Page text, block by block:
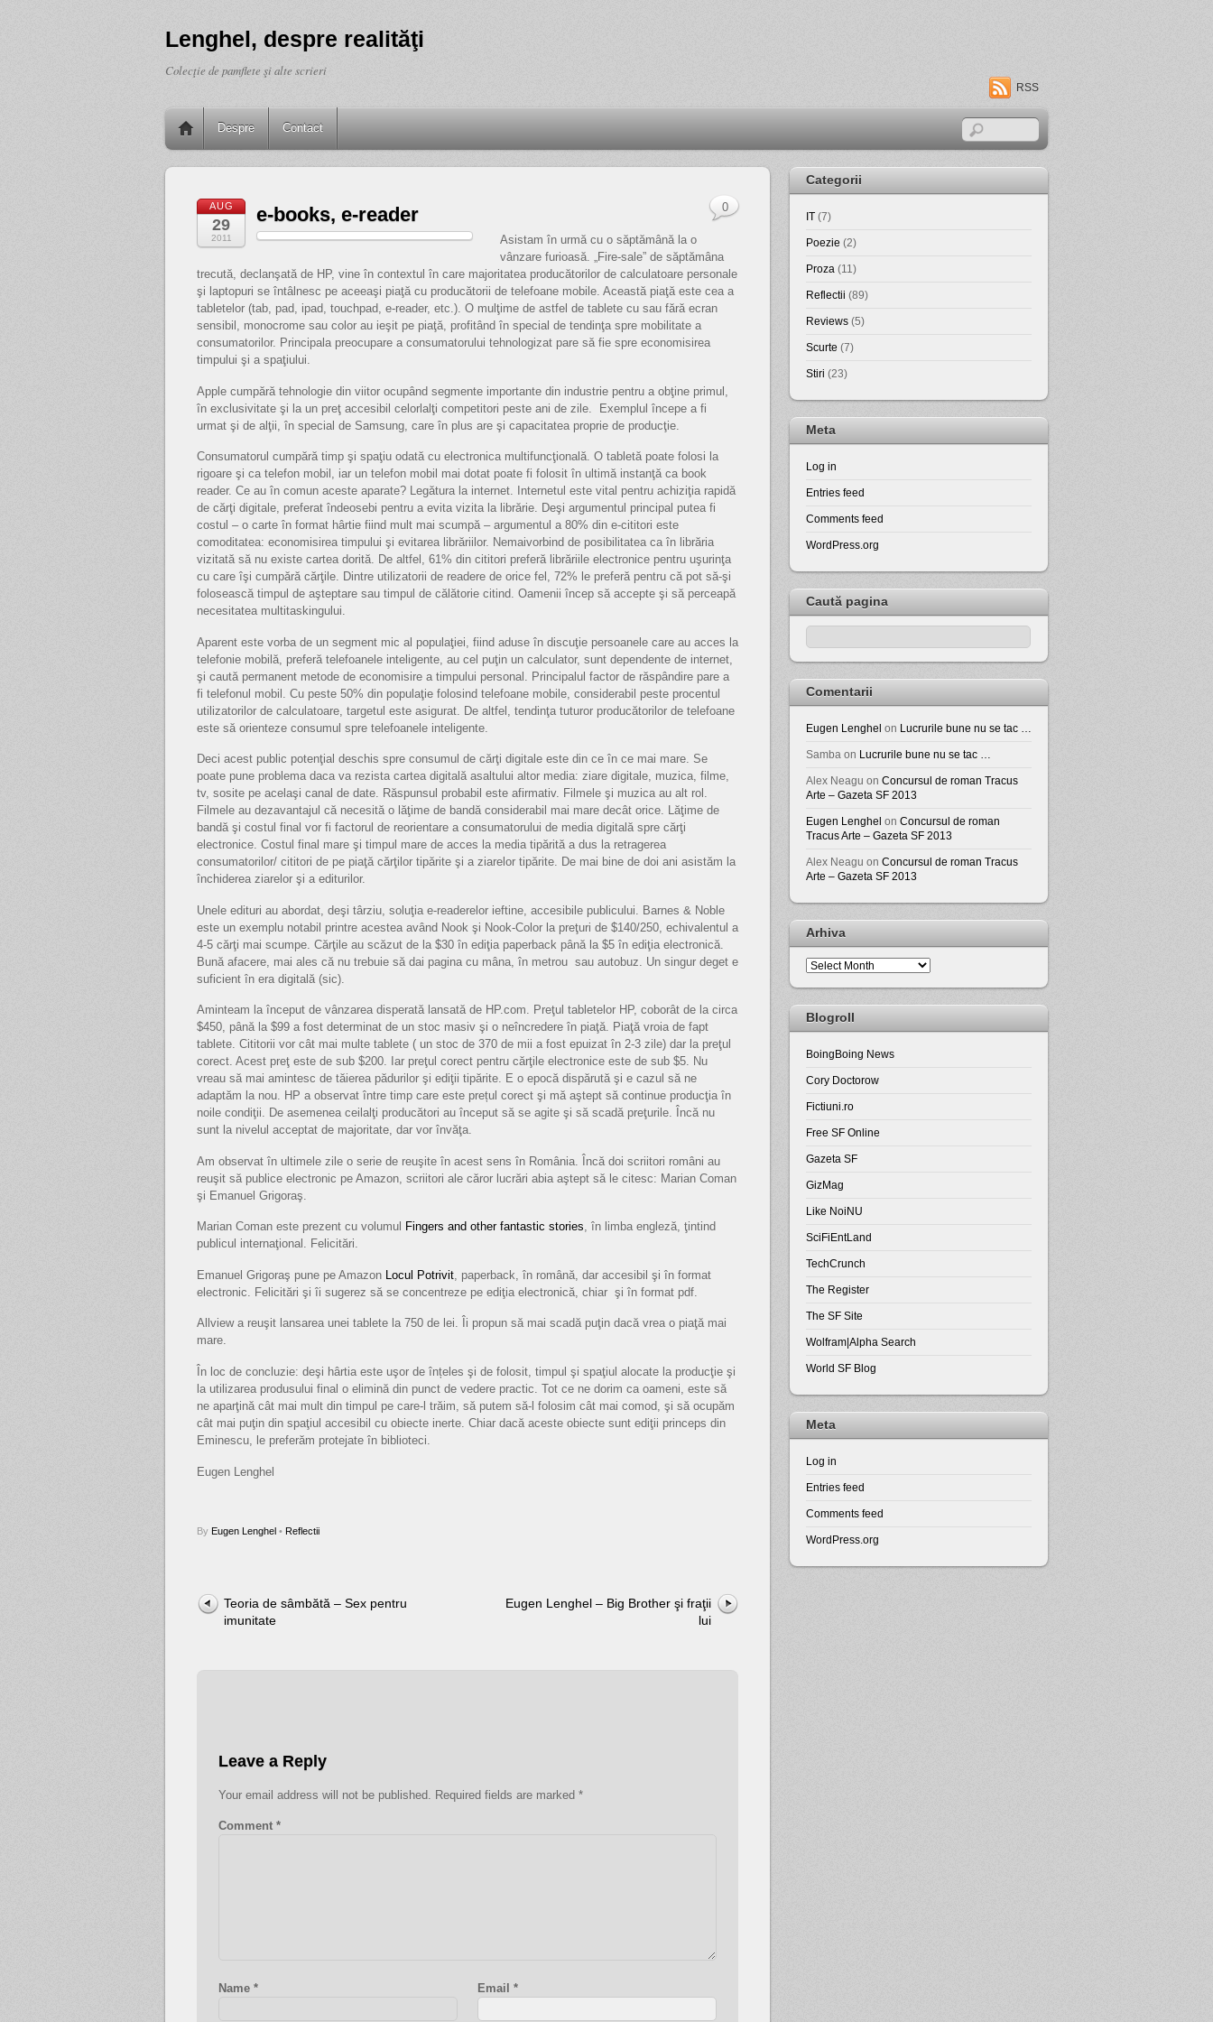
Lenghel, despre realităţi
Colecţie de pamflete şi alte scrieri
RSS
Despre Contact
AUG
29
2011
e-books, e-reader
Asistam în urmă cu o săptămână la o
vânzare furioasă. „Fire-sale” de săptămâna
trecută, declanşată de HP, vine în contextul în care majoritatea producătorilor de calculatoare personale
şi laptopuri se întâlnesc pe aceeaşi piaţă cu producătorii de telefoane mobile. Această piaţă este cea a
tabletelor (tab, pad, ipad, touchpad, e-reader, etc.). O mulţime de astfel de tablete cu sau fără ecran
sensibil, monocrome sau color au ieşit pe piaţă, profitând în special de tendinţa spre mobilitate a
consumatorilor. Principala preocupare a consumatorului tehnologizat pare să fie spre economisirea
timpului şi a spaţiului.
Apple cumpără tehnologie din viitor ocupând segmente importante din industrie pentru a obţine primul,
în exclusivitate şi la un preţ accesibil celorlalţi competitori peste ani de zile. Exemplul începe a fi
urmat şi de alţii, în special de Samsung, care în plus are şi capacitatea proprie de producţie.
Consumatorul cumpără timp şi spaţiu odată cu electronica multifuncţională. O tabletă poate folosi la
rigoare şi ca telefon mobil, iar un telefon mobil mai dotat poate fi folosit în ultimă instanţă ca book
reader. Ce au în comun aceste aparate? Legătura la internet. Internetul este vital pentru achiziţia rapidă
de cărţi digitale, preferat îndeosebi pentru a evita vizita la librărie. Deşi argumentul principal putea fi
costul – o carte în format hârtie fiind mult mai scumpă – argumentul a 80% din e-cititori este
comoditatea: economisirea timpului şi evitarea librăriilor. Nemaivorbind de posibilitatea ca în librăria
vizitată să nu existe cartea dorită. De altfel, 61% din cititori preferă librăriile electronice pentru uşurinţa
cu care îşi cumpără cărţile. Dintre utilizatorii de readere de orice fel, 72% le preferă pentru că pot să-şi
folosească timpul de aşteptare sau timpul de călătorie citind. Oamenii încep să accepte şi să perceapă
necesitatea multitaskingului.
Aparent este vorba de un segment mic al populaţiei, fiind aduse în discuţie persoanele care au acces la
telefonie mobilă, preferă telefoanele inteligente, au cel puţin un calculator, sunt dependente de internet,
şi caută permanent metode de economisire a timpului personal. Principalul factor de răspândire pare a
fi telefonul mobil. Cu peste 50% din populaţie folosind telefoane mobile, considerabil peste procentul
utilizatorilor de calculatoare, targetul este asigurat. De altfel, tendinţa tuturor producătorilor de telefoane
este să orienteze consumul spre telefoanele inteligente.
Deci acest public potenţial deschis spre consumul de cărţi digitale este din ce în ce mai mare. Se
poate pune problema daca va rezista cartea digitală asaltului altor media: ziare digitale, muzica, filme,
tv, sosite pe acelaşi canal de date. Răspunsul probabil este afirmativ. Filmele şi muzica au alt rol.
Filmele au dezavantajul că necesită o lăţime de bandă considerabil mai mare decât orice. Lăţime de
bandă şi costul final vor fi factorul de reorientare a consumatorului de media digitală spre cărţi
electronice. Costul final mare şi timpul mare de acces la media tipărită a dus la retragerea
consumatorilor/ cititori de pe piaţă cărţilor tipărite şi a ziarelor tipărite. De mai bine de doi ani asistăm la
închiderea ziarelor şi a editurilor.
Unele edituri au abordat, deşi târziu, soluţia e-readerelor ieftine, accesibile publicului. Barnes & Noble
este un exemplu notabil printre acestea având Nook şi Nook-Color la preţuri de $140/250, echivalentul a
4-5 cărţi mai scumpe. Cărţile au scăzut de la $30 în ediţia paperback până la $5 în ediţia electronică.
Bună afacere, mai ales că nu trebuie să dai pagina cu mâna, în metrou sau autobuz. Un singur deget e
suficient în era digitală (sic).
Aminteam la început de vânzarea disperată lansată de HP.com. Preţul tabletelor HP, coborât de la circa
$450, până la $99 a fost determinat de un stoc masiv şi o neîncredere în piaţă. Piaţă vroia de fapt
tablete. Cititorii vor cât mai multe tablete ( un stoc de 370 de mii a fost epuizat în 2-3 zile) dar la preţul
corect. Acest preţ este de sub $200. Iar preţul corect pentru cărţile electronice este de sub $5. Nu
vreau să mai amintesc de tăierea pădurilor şi ediţii tipărite. E o epocă dispărută şi e cazul să ne
adaptăm la nou. HP a observat între timp care este prețul corect şi mă aştept să continue producţia în
noile condiţii. De asemenea ceilalţi producători au început să se agite şi să scadă preţurile. Încă nu
sunt la nivelul acceptat de majoritate, dar vor învăţa.
Am observat în ultimele zile o serie de reuşite în acest sens în România. Încă doi scriitori români au
reuşit să publice electronic pe Amazon, scriitori ale căror lucrări abia aştept să le citesc: Marian Coman
şi Emanuel Grigoraş.
Marian Coman este prezent cu volumul Fingers and other fantastic stories, în limba engleză, ţintind
publicul internaţional. Felicitări.
Emanuel Grigoraş pune pe Amazon Locul Potrivit , paperback, în română, dar accesibil şi în format
electronic. Felicitări şi îi sugerez să se concentreze pe ediţia electronică, chiar şi în format pdf.
Allview a reuşit lansarea unei tablete la 750 de lei. Îi propun să mai scadă puţin dacă vrea o piaţă mai
mare.
În loc de concluzie: deşi hârtia este uşor de înțeles şi de folosit, timpul şi spaţiul alocate la producţie şi
la utilizarea produsului final o elimină din punct de vedere practic. Tot ce ne dorim ca oameni, este să
ne aparţină cât mai mult din timpul pe care-l trăim, să putem să-l folosim cât mai comod, şi să ocupăm
cât mai puţin din spaţiul accesibil cu obiecte inerte. Chiar dacă aceste obiecte sunt ediţii princeps din
Eminescu, le preferăm protejate în biblioteci.
Eugen Lenghel
By Eugen Lenghel • Reflectii
0
Teoria de sâmbătă – Sex pentru
imunitate
Eugen Lenghel – Big Brother şi fraţii
lui
Leave a Reply
Your email address will not be published. Required fields are marked *
Comment *
Name * Email*
Categorii
IT (7)
Poezie (2)
Proza (11)
Reflectii (89)
Reviews (5)
Scurte (7)
Stiri (23)
Meta
Log in
Entries feed
Comments feed
WordPress.org
Caută pagina
Comentarii
Eugen Lenghel on Lucrurile bune nu se tac …
Samba on Lucrurile bune nu se tac …
Alex Neagu on Concursul de roman Tracus
Arte – Gazeta SF 2013
Eugen Lenghel on Concursul de roman
Tracus Arte – Gazeta SF 2013
Alex Neagu on Concursul de roman Tracus
Arte – Gazeta SF 2013
Arhiva
Arhiva
Blogroll
BoingBoing News
Cory Doctorow
Fictiuni.ro
Free SF Online
Gazeta SF
GizMag
Like NoiNU
SciFiEntLand
TechCrunch
The Register
The SF Site
Wolfram|Alpha Search
World SF Blog
Meta
Log in
Entries feed
Comments feed
WordPress.org